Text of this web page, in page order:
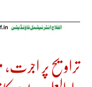
تراویح پر اجرت،